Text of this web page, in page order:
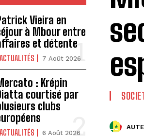
Vieira en
à Mbour entre
et détente
ACTUALITÉS 7 Août 2026
: Krépin
courtisé par
clubs
ACTUALITÉS 6 Août 2026